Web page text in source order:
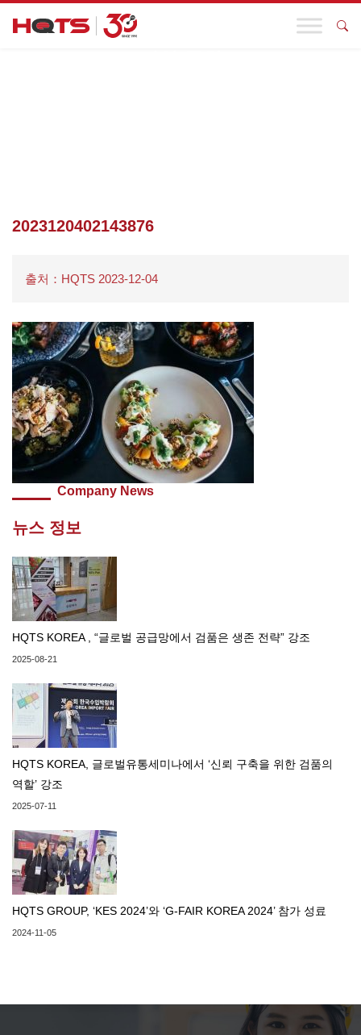
2023120402143876
출처：HQTS 2023-12-04
Company News
뉴스 정보
HQTS KOREA , “글로벌 공급망에서 검품은 생존 전략” 강조
2025-08-21
HQTS KOREA, 글로벌유통세미나에서 ‘신뢰 구축을 위한 검품의
역할’ 강조
2025-07-11
HQTS GROUP, ‘KES 2024’와 ‘G-FAIR KOREA 2024’ 참가 성료
2024-11-05